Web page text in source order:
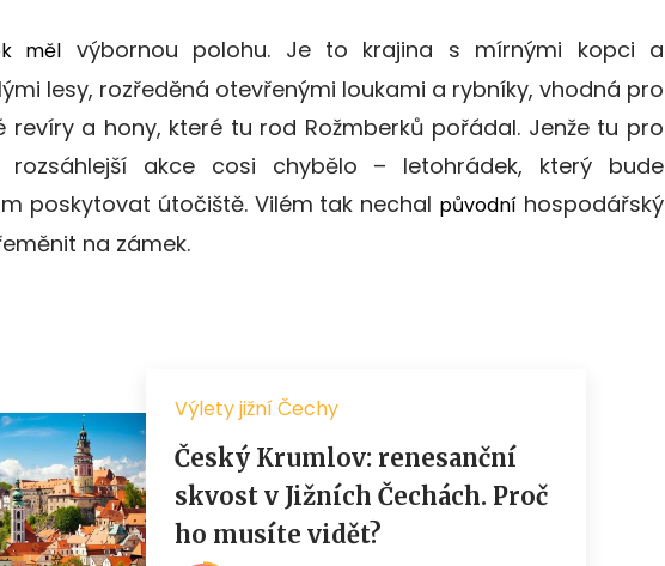
měl výbornou polohu. Je to krajina s mírnými kopci a
lesy, rozředěná otevřenými loukami a rybníky, vhodná pro
revíry a hony, které tu rod Rožmberků pořádal. Jenže tu pro
rozsáhlejší akce cosi chybělo – letohrádek, který bude
poskytovat útočiště. Vilém tak nechal původní hospodářský
na zámek.